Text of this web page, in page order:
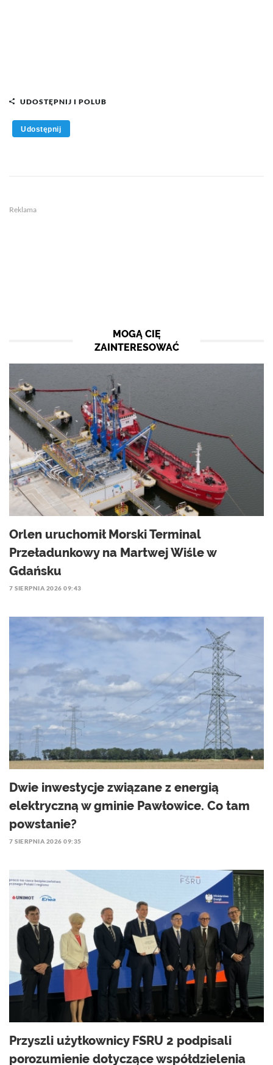
UDOSTĘPNIJ I POLUB
Udostępnij
Reklama
MOGĄ CIĘ
ZAINTERESOWAĆ
Orlen uruchomił Morski Terminal
Przeładunkowy na Martwej Wiśle w
Gdańsku
7 SIERPNIA 2026 09:43
Dwie inwestycje związane z energią
elektryczną w gminie Pawłowice. Co tam
powstanie?
7 SIERPNIA 2026 09:35
Przyszli użytkownicy FSRU 2 podpisali
porozumienie dotyczące współdzielenia